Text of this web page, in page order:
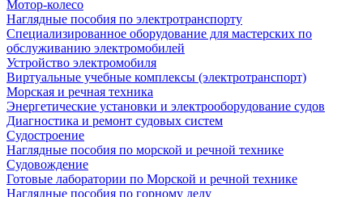
Мотор-колесо
Наглядные пособия по электротранспорту
Специализированное оборудование для мастерских по
обслуживанию электромобилей
Устройство электромобиля
Виртуальные учебные комплексы (электротранспорт)
Морская и речная техника
Энергетические установки и электрооборудование судов
Диагностика и ремонт судовых систем
Судостроение
Наглядные пособия по морской и речной технике
Судовождение
Готовые лаборатории по Морской и речной технике
Наглядные пособия по горному делу